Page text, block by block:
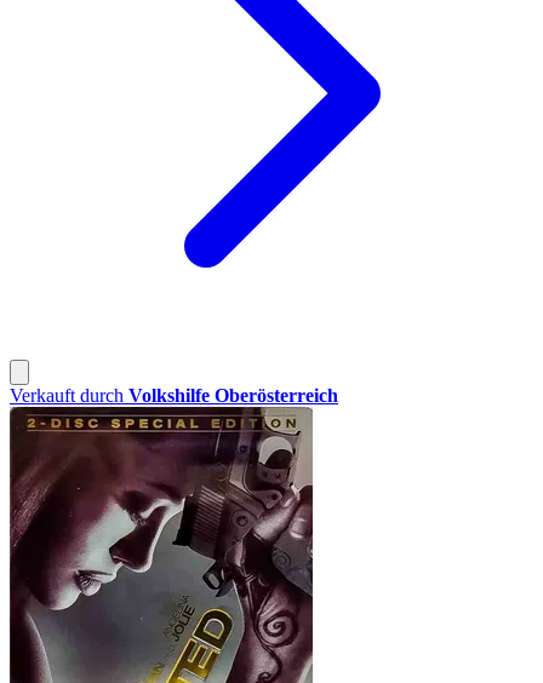
Verkauft durch Volkshilfe Oberösterreich